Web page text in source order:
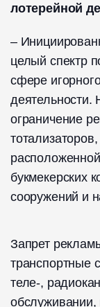
лотерейной
–
целый спектр
сфере
деятельности.
ограничение
букмекерских
сооружений и
Запрет
транспортные
теле-,
обслуживании,